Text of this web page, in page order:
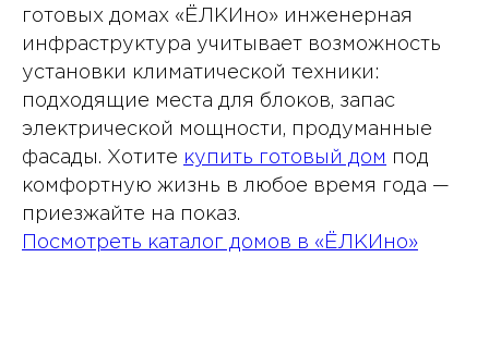
готовых домах «ЁЛКИно» инженерная
инфраструктура учитывает возможность
установки климатической техники:
подходящие места для блоков, запас
электрической мощности, продуманные
фасады. Хотите купить готовый дом под
комфортную жизнь в любое время года —
приезжайте на показ.
Посмотреть каталог домов в «ЁЛКИно»